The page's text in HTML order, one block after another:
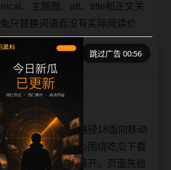
、主题图、alt、title和正文关
只替换词语而没有实际阅读价
时热榜专题阅读路径18面向移动
读场景整理，核心围绕吃瓜下载
和相关长尾需求展开。页面先给
跳过广告 00:56